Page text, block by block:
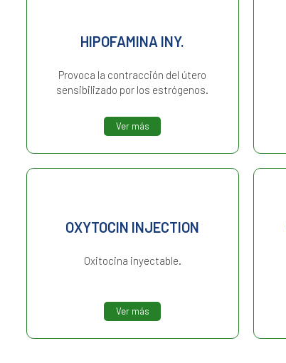
HIPOFAMINA INY.
Provoca la contracción del útero
sensibilizado por los estrógenos.
Ver más
OXYTOCIN INJECTION
Oxitocina inyectable.
Ver más